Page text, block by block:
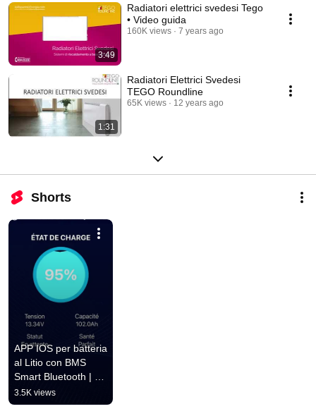
3:49
Radiatori elettrici svedesi Tego
• Video guida
160K views 7 years ago
1:31
Radiatori Elettrici Svedesi
TEGO Roundline
65K views 12 years ago
Shorts
APP IOS per batteria
al Litio con BMS
Smart Bluetooth |
Ultimatron France
3.5K views